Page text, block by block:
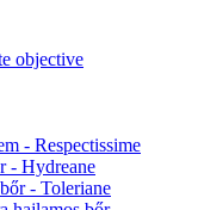
objective
- Respectissime
- Hydreane
- Toleriane